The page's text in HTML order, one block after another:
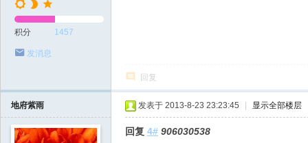
积分 1457
发消息
回复
地府紫雨 发表于 2013-8-23 23:23:45 显示全部楼层
回复 4# 906030538